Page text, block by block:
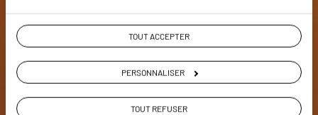
TOUT ACCEPTER
PERSONNALISER
TOUT REFUSER
Suivez vos envies et demandez conseils à nos
spécialistes
Ils sauront organiser votre itinéraire au plus
près de vos envies et de la réalité du pays.
Échangez en face à face ou depuis nos studios